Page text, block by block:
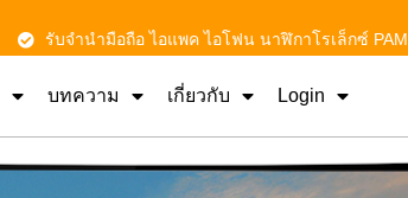
รับจำนำมือถือ ไอแพค ไอโฟน นาฬิกาโรเล็กซ์
บทความ เกี่ยวกับ Login